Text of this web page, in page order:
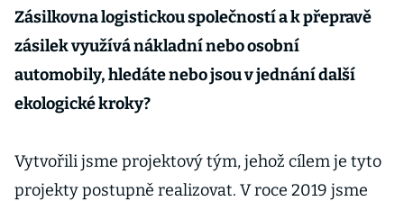
Zásilkovna logistickou společností a k přepravě
zásilek využívá nákladní nebo osobní
automobily, hledáte nebo jsou v jednání další
ekologické kroky?
Vytvořili jsme projektový tým, jehož cílem je tyto
projekty postupně realizovat. V roce 2019 jsme